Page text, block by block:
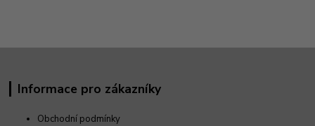
Informace pro zákazníky
Obchodní podmínky